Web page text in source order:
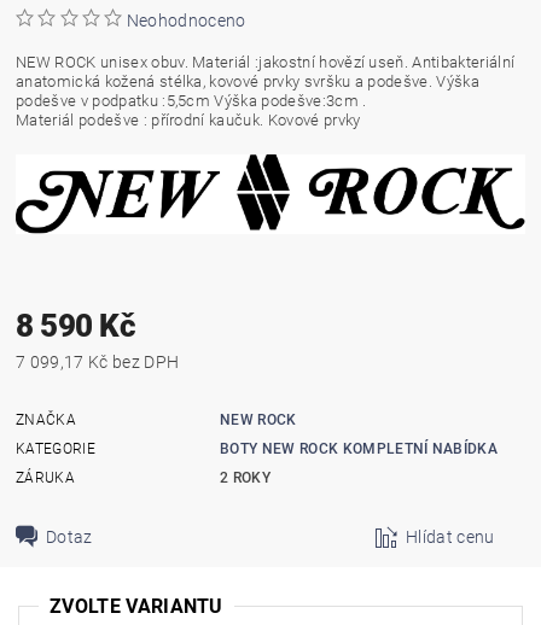
Neohodnoceno
NEW ROCK unisex obuv. Materiál :jakostní hovězí useň. Antibakteriální
anatomická kožená stélka, kovové prvky svršku a podešve. Výška
podešve v podpatku :5,5cm Výška podešve:3cm .
Materiál podešve : přírodní kaučuk. Kovové prvky
8 590 Kč
7 099,17 Kč bez DPH
ZNAČKA
NEW ROCK
KATEGORIE
BOTY NEW ROCK KOMPLETNÍ NABÍDKA
ZÁRUKA
2 ROKY
Dotaz Hlídat cenu
ZVOLTE VARIANTU